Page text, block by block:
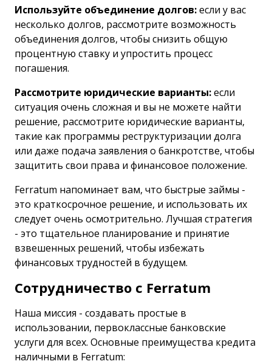
Используйте объединение долгов:если у вас
несколько долгов, рассмотрите возможность
объединения долгов, чтобы снизить общую
процентную ставку и упростить процесс
погашения.
Рассмотрите юридические варианты:если
ситуация очень сложная и вы не можете найти
решение, рассмотрите юридические варианты,
такие как программы реструктуризации долга
или даже подача заявления о банкротстве, чтобы
защитить свои права и финансовое положение.
Ferratum напоминает вам, что быстрые займы -
это краткосрочное решение, и использовать их
следует очень осмотрительно. Лучшая стратегия
- это тщательное планирование и принятие
взвешенных решений, чтобы избежать
финансовых трудностей в будущем.
Сотрудничество с Ferratum
Наша миссия - создавать простые в
использовании, первоклассные банковские
услуги для всех. Основные преимущества кредита
наличными в Ferratum: